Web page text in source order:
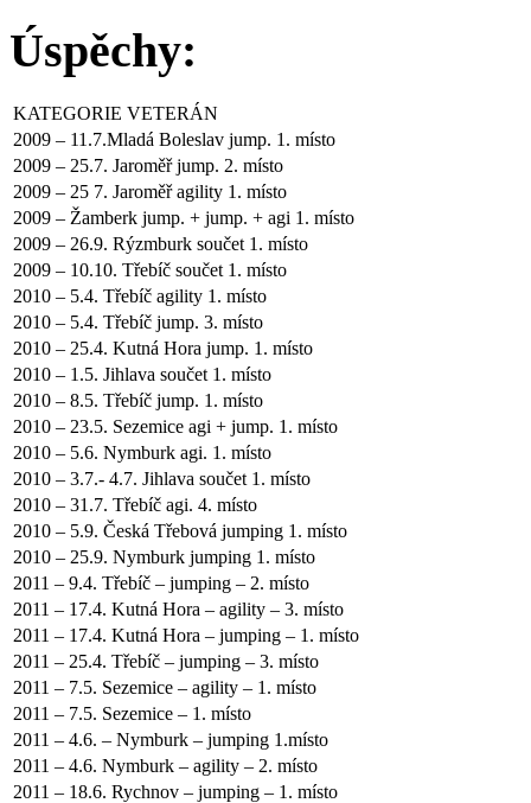
Úspěchy:
KATEGORIE VETERÁN
2009 – 11.7.Mladá Boleslav jump. 1. místo
2009 – 25.7. Jaroměř jump. 2. místo
2009 – 25 7. Jaroměř agility 1. místo
2009 – Žamberk jump. + jump. + agi 1. místo
2009 – 26.9. Rýzmburk součet 1. místo
2009 – 10.10. Třebíč součet 1. místo
2010 – 5.4. Třebíč agility 1. místo
2010 – 5.4. Třebíč jump. 3. místo
2010 – 25.4. Kutná Hora jump. 1. místo
2010 – 1.5. Jihlava součet 1. místo
2010 – 8.5. Třebíč jump. 1. místo
2010 – 23.5. Sezemice agi + jump. 1. místo
2010 – 5.6. Nymburk agi. 1. místo
2010 – 3.7.- 4.7. Jihlava součet 1. místo
2010 – 31.7. Třebíč agi. 4. místo
2010 – 5.9. Česká Třebová jumping 1. místo
2010 – 25.9. Nymburk jumping 1. místo
2011 – 9.4. Třebíč – jumping – 2. místo
2011 – 17.4. Kutná Hora – agility – 3. místo
2011 – 17.4. Kutná Hora – jumping – 1. místo
2011 – 25.4. Třebíč – jumping – 3. místo
2011 – 7.5. Sezemice – agility – 1. místo
2011 – 7.5. Sezemice – 1. místo
2011 – 4.6. – Nymburk – jumping 1.místo
2011 – 4.6. Nymburk – agility – 2. místo
2011 – 18.6. Rychnov – jumping – 1. místo